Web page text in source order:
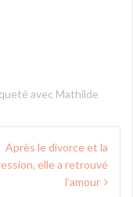
avec Mathilde
Après le divorce et la
elle a retrouvé
l’amour